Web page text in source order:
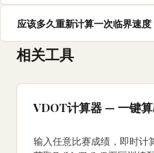
应该多久重新计算一次临界速度
相关工具
VDOT计算器 — 一键
输入任意比赛成绩，即时计